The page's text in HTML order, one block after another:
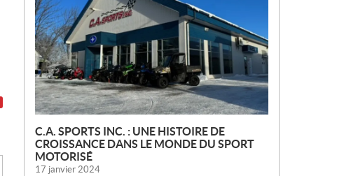
V
E
L
L
E
S
C.A. SPORTS INC. : UNE HISTOIRE DE
CROISSANCE DANS LE MONDE DU SPORT
MOTORISÉ
17 janvier 2024